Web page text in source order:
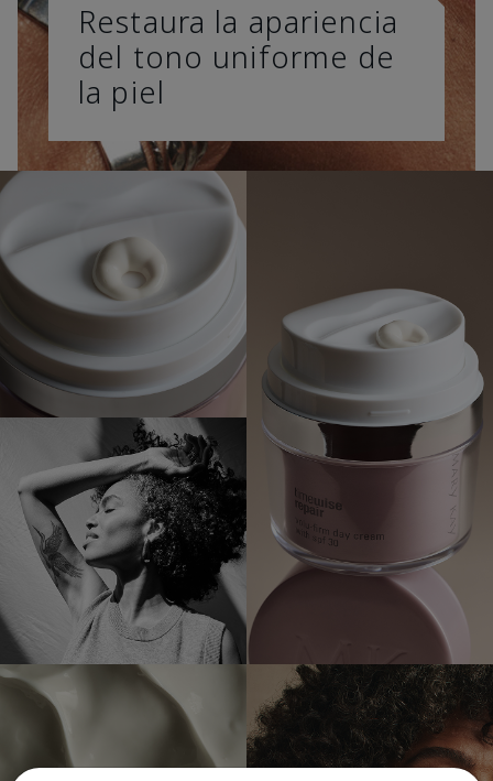
Restaura la apariencia
del tono uniforme de
la piel